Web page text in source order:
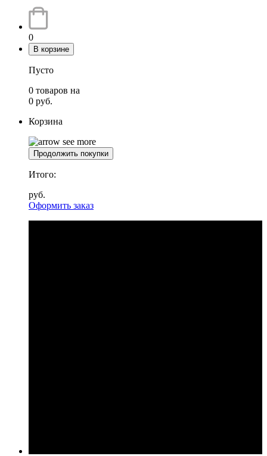
0
В корзине
Пусто
0 товаров на
0 руб.
Корзина
Продолжить покупки
Итого:
руб.
Оформить заказ